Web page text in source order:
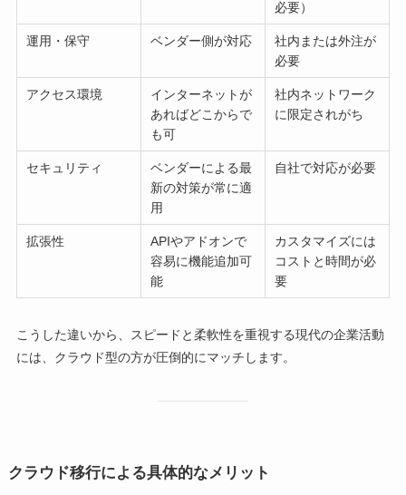
必要）
運用・保守 ベンダー側が対応
社内または外注が
必要
アクセス環境
インターネットが
あればどこからで
も可
社内ネットワーク
に限定されがち
セキュリティ
ベンダーによる最
新の対策が常に適
用
自社で対応が必要
拡張性
APIやアドオンで
容易に機能追加可
能
カスタマイズには
コストと時間が必
要
こうした違いから、スピードと柔軟性を重視する現代の企業活動
には、クラウド型の方が圧倒的にマッチします。
クラウド移行による具体的なメリット